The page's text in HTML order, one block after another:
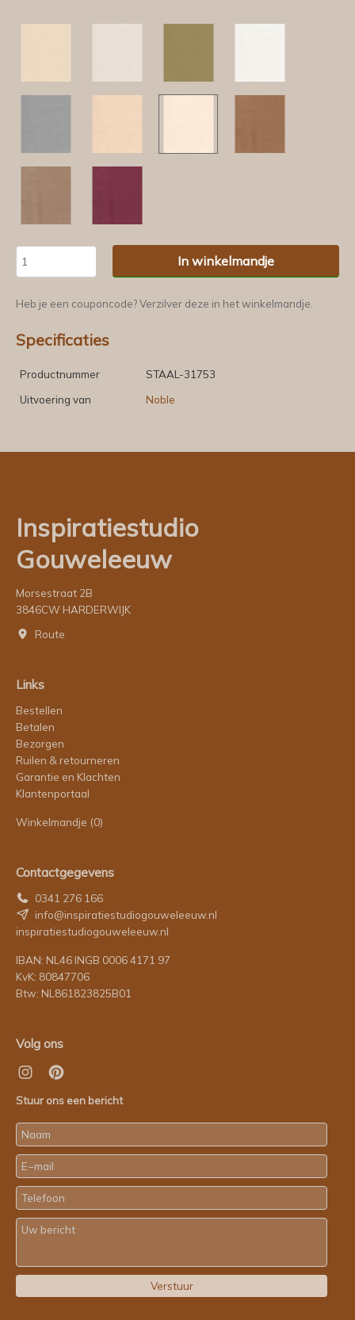
In winkelmandje
Heb je een couponcode? Verzilver deze in het winkelmandje.
Specificaties
Productnummer
STAAL-31753
Uitvoering van
Noble
Inspiratiestudio
Gouweleeuw
Morsestraat 2B
3846CW HARDERWIJK
Route
Links
Bestellen
Betalen
Bezorgen
Ruilen & retourneren
Garantie en Klachten
Klantenportaal
Winkelmandje (0)
Contactgegevens
0341 276 166
info@inspiratiestudiogouweleeuw.nl
inspiratiestudiogouweleeuw.nl
IBAN: NL46 INGB 0006 4171 97
KvK: 80847706
Btw: NL861823825B01
Volg ons
Stuur ons een bericht